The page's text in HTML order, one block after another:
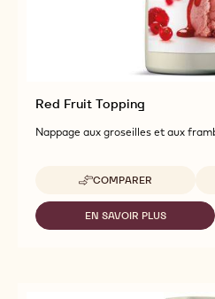
Red Fruit Topping
Nappage aux groseilles et aux
COMPARER
-
RED
FRUIT
TOPPING
EN SAVOIR PLUS
-